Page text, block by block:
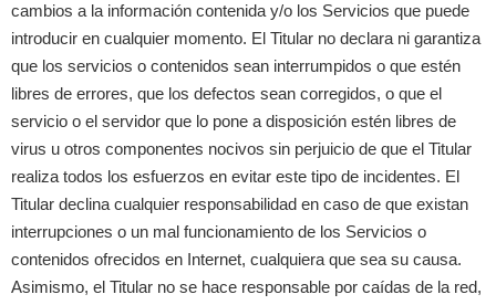
cambios a la información contenida y/o los Servicios que puede
introducir en cualquier momento. El Titular no declara ni garantiza
que los servicios o contenidos sean interrumpidos o que estén
libres de errores, que los defectos sean corregidos, o que el
servicio o el servidor que lo pone a disposición estén libres de
virus u otros componentes nocivos sin perjuicio de que el Titular
realiza todos los esfuerzos en evitar este tipo de incidentes. El
Titular declina cualquier responsabilidad en caso de que existan
interrupciones o un mal funcionamiento de los Servicios o
contenidos ofrecidos en Internet, cualquiera que sea su causa.
Asimismo, el Titular no se hace responsable por caídas de la red,